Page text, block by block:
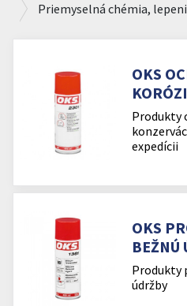
Priemyselná chémia,
OKS
Produkty
expedícii
OKS
BEŽNÚ
Produkty
údržby